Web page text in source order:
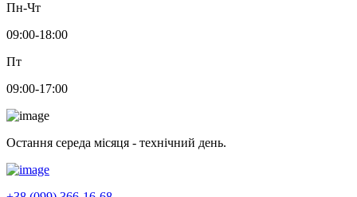
Пн-Чт
09:00-18:00
Пт
09:00-17:00
Остання середа місяця - технічний день.